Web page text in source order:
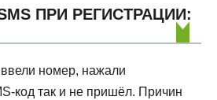
ПРИ РЕГИСТРАЦИИ:
номер, нажали
код так и не пришёл. Причин